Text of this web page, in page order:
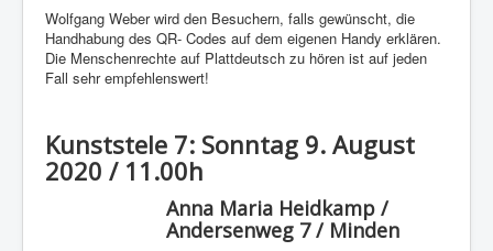
Wolfgang Weber wird den Besuchern, falls gewünscht, die
Handhabung des QR- Codes auf dem eigenen Handy erklären.
Die Menschenrechte auf Plattdeutsch zu hören ist auf jeden
Fall sehr empfehlenswert!
Kunststele 7: Sonntag 9. August
2020 / 11.00h
Anna Maria Heidkamp /
Andersenweg 7 / Minden